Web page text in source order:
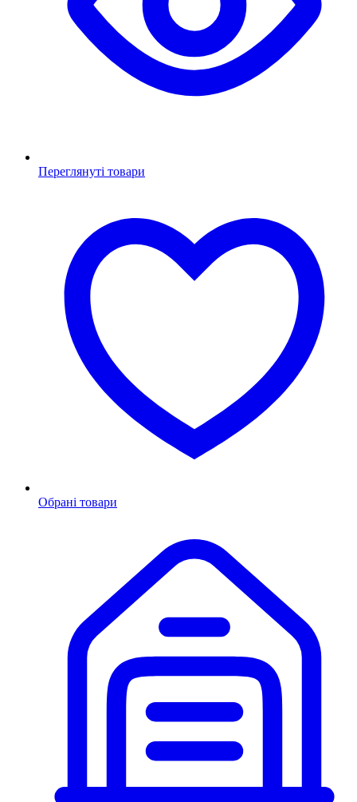
Переглянуті товари
Обрані товари